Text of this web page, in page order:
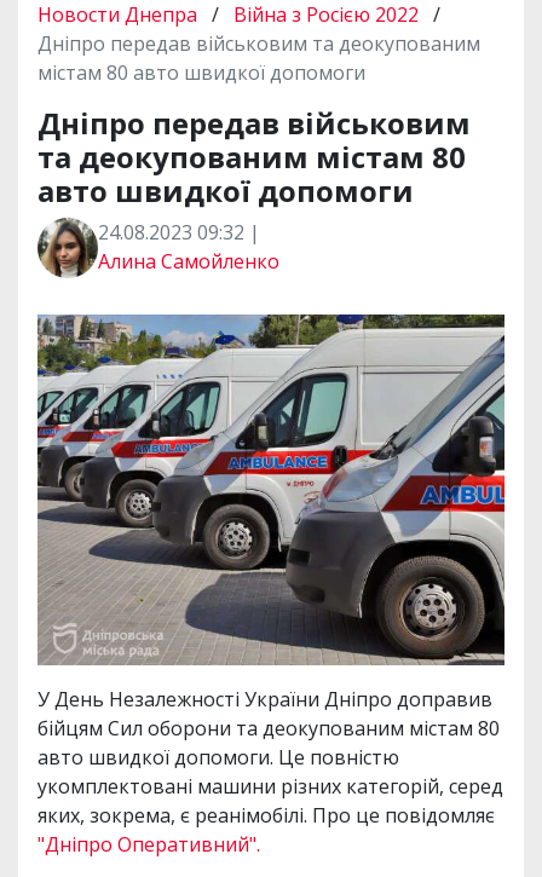
Новости Днепра / Війна з Росією 2022 /
Дніпро передав військовим та деокупованим
містам 80 авто швидкої допомоги
Дніпро передав військовим
та деокупованим містам 80
авто швидкої допомоги
24.08.2023 09:32 |
Алина Самойленко
У День Незалежності України Дніпро доправив
бійцям Сил оборони та деокупованим містам 80
авто швидкої допомоги. Це повністю
укомплектовані машини різних категорій, серед
яких, зокрема, є реанімобілі. Про це повідомляє
"Дніпро Оперативний".